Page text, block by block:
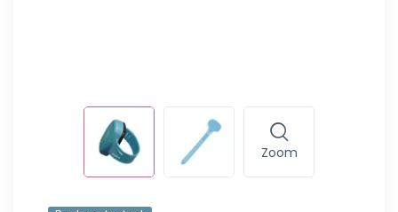
Zoom